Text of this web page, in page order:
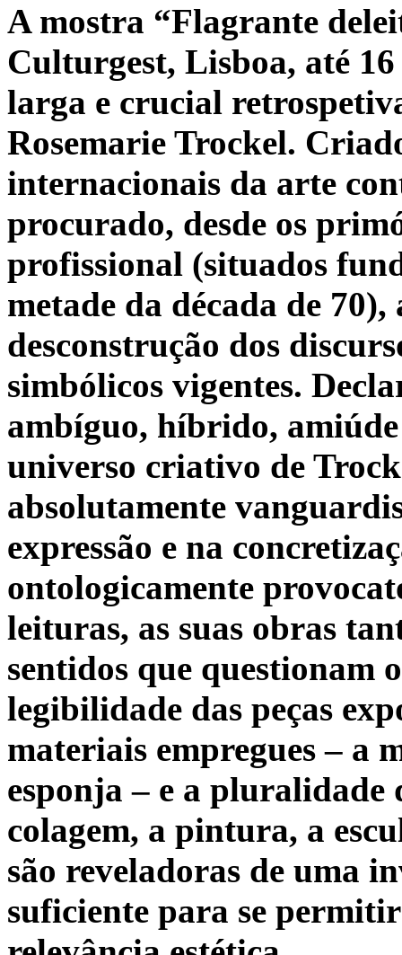
A mostra “Flagrante
Culturgest, Lisboa, até
larga e crucial
Rosemarie Trockel.
internacionais da arte
procurado, desde os
profissional (situados
metade da década de
desconstrução dos
simbólicos vigentes.
ambíguo, híbrido,
universo criativo de
absolutamente
expressão e na
ontologicamente
leituras, as suas obras
sentidos que questionam
legibilidade das peças
materiais empregues – a
esponja – e a pluralidade
colagem, a pintura, a
são reveladoras de uma
suficiente para se